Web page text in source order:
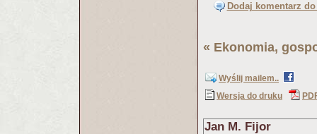
Dodaj komentarz
« Ekonomia,
Wyślij mailem..
Wersja do druku
Jan M. Fijor